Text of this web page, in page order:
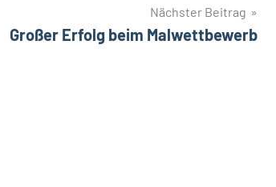
Nächster Beitrag
Großer Erfolg beim Malwettbewerb